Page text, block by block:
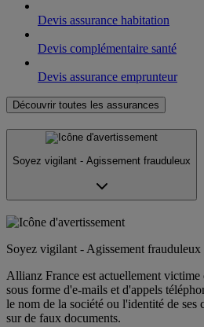
Devis assurance habitation
Devis complémentaire santé
Devis assurance emprunteur
Découvrir toutes les assurances
Soyez vigilant - Agissement frauduleux
Soyez vigilant - Agissement frauduleux
Allianz France est actuellement victime
sous forme d'e-mails et d'appels
le nom de la société ou l'identité de ses
sur de faux documents.